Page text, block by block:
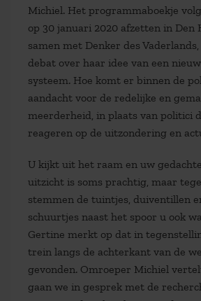
Michiel. Het programmaboekje
op 30 januari 2020 afzetten in Den
samen met Denker des
debat over haar idee van een
systeem. Hoe komt er binnen de
aandacht voor de redelijke en
meerderheid, in plaats van politici
reageren op de uitzondering en
U kijkt uit het raam en uw
uitzicht is soms prachtig, maar
stemmen de tuintjes, duiventillen
schuurtjes naast het spoor u ook
Gertine merkt op dat in
trein langs de achterkant van de
gevonden. Omroeper Michiel
gaan we in gesprek met de